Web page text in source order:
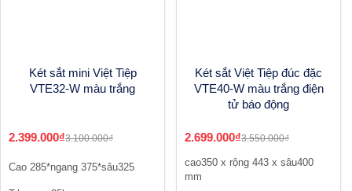
Két sắt mini Việt Tiệp
VTE32-W màu trắng
2.399.000₫3.100.000₫
Cao 285*ngang 375*sâu325
Két sắt Việt Tiệp đúc đặc
VTE40-W màu trắng điện
tử báo động
2.699.000₫3.550.000₫
cao350 x rộng 443 x sâu400
mm